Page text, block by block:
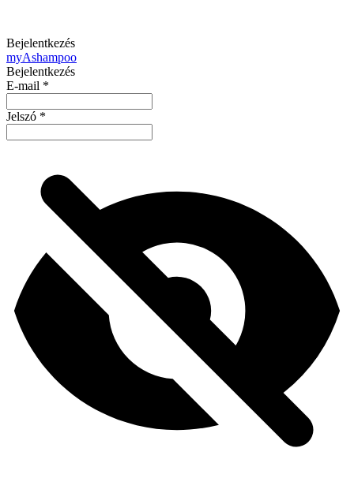
Bejelentkezés
myAshampoo
Bejelentkezés
E-mail *
Jelszó *